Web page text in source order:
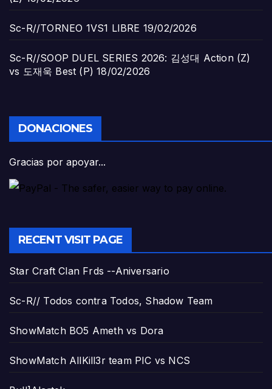
Sc-R//TORNEO 1VS1 LIBRE 19/02/2026
Sc-R//SOOP DUEL SERIES 2026: 김성대 Action (Z)
vs 도재욱 Best (P) 18/02/2026
DONACIONES
Gracias por apoyar...
RECENT VISIT PAGE
Star Craft Clan Frds --Aniversario
Sc-R// Todos contra Todos, Shadow Team
ShowMatch BO5 Ameth vs Dora
ShowMatch AllKill3r team PIC vs NCS